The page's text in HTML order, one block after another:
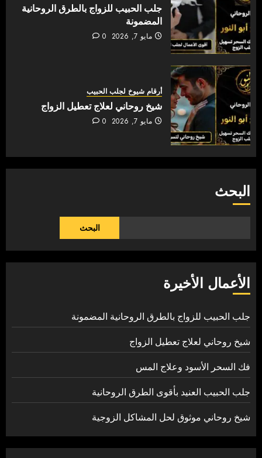
جلب الحبيب للزواج بالطرق الروحانية
المضمونة
مايو 7, 2026 0
أرقام شيوخ لجلب الحبيب
شيخ روحاني لعلاج تعطيل الزواج
مايو 7, 2026 0
البحث
البحث
الأعمال الأخيرة
جلب الحبيب للزواج بالطرق الروحانية المضمونة
شيخ روحاني لعلاج تعطيل الزواج
فك السحر الأسود وعلاج المس
جلب الحبيب العنيد بأقوى الطرق الروحانية
شيخ روحاني موثوق لحل المشاكل الزوجية